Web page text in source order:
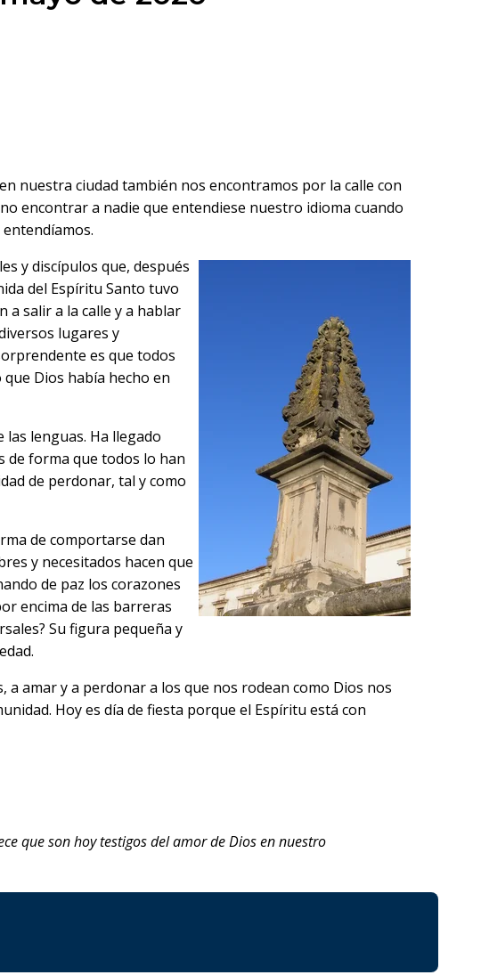
nuestra ciudad también nos encontramos por la calle con
encontrar a nadie que entendiese nuestro idioma cuando
y discípulos que, después
del Espíritu Santo tuvo
a salir a la calle y a hablar
lugares y
es que todos
Dios había hecho en
lenguas. Ha llegado
de forma que todos lo han
de perdonar, tal y como
de comportarse dan
y necesitados hacen que
de paz los corazones
encima de las barreras
Su figura pequeña y
amar y a perdonar a los que nos rodean como Dios nos
Hoy es día de fiesta porque el Espíritu está con
que son hoy testigos del amor de Dios en nuestro